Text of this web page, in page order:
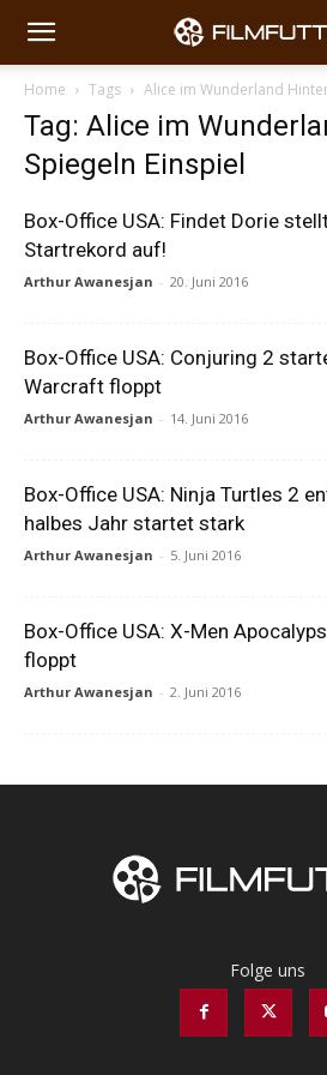
Home Tags Alice im Wunderland
Tag: Alice im
Spiegeln Einspiel
Box-Office USA: Findet Dorie
Startrekord auf!
Arthur Awanesjan - 20. Juni 2016
Box-Office USA: Conjuring 2
Warcraft floppt
Arthur Awanesjan - 14. Juni 2016
Box-Office USA: Ninja Turtles 2
halbes Jahr startet stark
Arthur Awanesjan - 5. Juni 2016
Box-Office USA: X-Men
floppt
Arthur Awanesjan - 2. Juni 2016
Folge uns